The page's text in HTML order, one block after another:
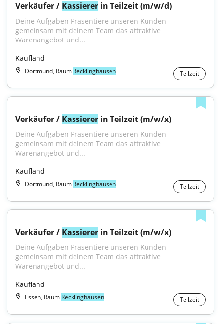
Verkäufer / Kassierer in Teilzeit (m/w/d)
Deine Aufgaben Präsentiere unseren Kunden
gemeinsam mit deinem Team das attraktive
Warenangebot und...
Kaufland
Dortmund, Raum Recklinghausen Teilzeit
Verkäufer / Kassierer in Teilzeit (m/w/x)
Deine Aufgaben Präsentiere unseren Kunden
gemeinsam mit deinem Team das attraktive
Warenangebot und...
Kaufland
Dortmund, Raum Recklinghausen Teilzeit
Verkäufer / Kassierer in Teilzeit (m/w/x)
Deine Aufgaben Präsentiere unseren Kunden
gemeinsam mit deinem Team das attraktive
Warenangebot und...
Kaufland
Essen, Raum Recklinghausen Teilzeit